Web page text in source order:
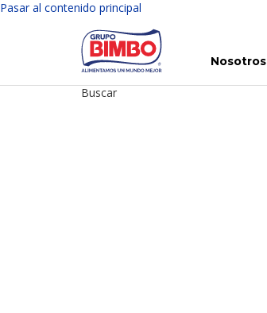
Pasar al contenido principal
Nosotros
Buscar